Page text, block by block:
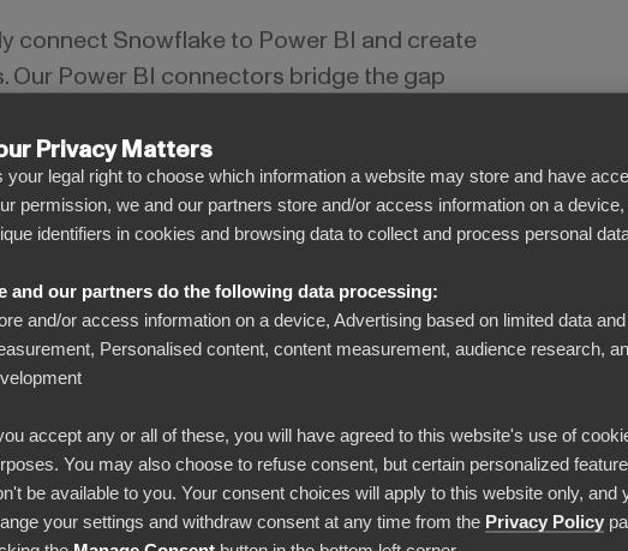
Privacy Matters
your legal right to choose which information a website may store and have
permission, we and our partners store and/or access information on a
identifiers in cookies and browsing data to collect and process personal
and our partners do the following data processing:
and/or access information on a device, Advertising based on limited data
Personalised content, content measurement, audience research,
accept any or all of these, you will have agreed to this website's use of
You may also choose to refuse consent, but certain personalized
be available to you. Your consent choices will apply to this website only, and
your settings and withdraw consent at any time from the Privacy Policy
connect Snowflake to Power BI and create
Our Power BI connectors bridge the gap
Power BI, eliminating the need for
allows you to focus on what truly
your data for smarter decisions.
kokoa
Muunna monimutkaiset tiedot selkeiksi
visuaalisiksi dashboardeiksi. Ihaile
kokonaiskuvaa tai poraudu yksittäisen
asiakirjan tasolle – kaikki on mahdollista.